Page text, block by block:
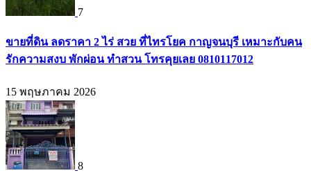
7
ขายที่ดิน ลดราคา 2 ไร่ สวย ที่ไทรโยค กาญจนบุรี เหมาะกับคน
รักความสงบ พักผ่อน ทำสวน โทรคุยเลย 0810117012
15 พฤษภาคม 2026
8